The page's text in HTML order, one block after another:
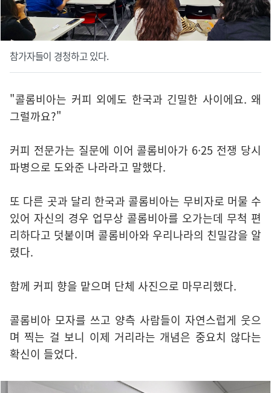
참가자들이 경청하고 있다.
"콜롬비아는 커피 외에도 한국과 긴밀한 사이에요. 왜
그럴까요?"
커피 전문가는 질문에 이어 콜롬비아가 6·25 전쟁 당시
파병으로 도와준 나라라고 말했다.
또 다른 곳과 달리 한국과 콜롬비아는 무비자로 머물 수
있어 자신의 경우 업무상 콜롬비아를 오가는데 무척 편
리하다고 덧붙이며 콜롬비아와 우리나라의 친밀감을 알
렸다.
함께 커피 향을 맡으며 단체 사진으로 마무리했다.
콜롬비아 모자를 쓰고 양측 사람들이 자연스럽게 웃으
며 찍는 걸 보니 이제 거리라는 개념은 중요치 않다는
확신이 들었다.